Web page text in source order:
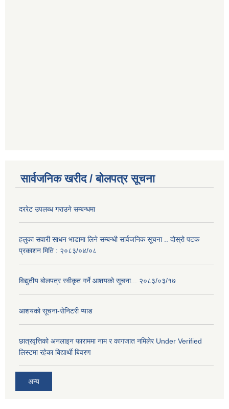
सार्वजनिक खरीद / बोलपत्र सूचना
दररेट उपलब्ध गराउने सम्बन्धमा
हलुका सवारी साधन भाडामा लिने सम्बन्धी सार्वजनिक सूचना .. दोस्रो पटक
प्रकाशन मिति : २०८३/०४/०८
विद्युतीय बोलपत्र स्वीकृत गर्ने आशयको सूचना... २०८३/०३/१७
आशयको सूचना-सेनिटरी प्याड
छात्रवृत्तिको अनलाइन फाराममा नाम र कागजात नमिलेर Under Verified
लिस्टमा रहेका बिद्यार्थी बिवरण
अन्य